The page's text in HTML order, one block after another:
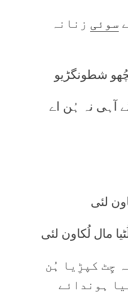
سوئی زنانہ
شطونگڑیو
آہی نہ ہُن اے
لئی
مال لُکاون لئی
چِٹ کپڑِیا ہُن
ہوندائے